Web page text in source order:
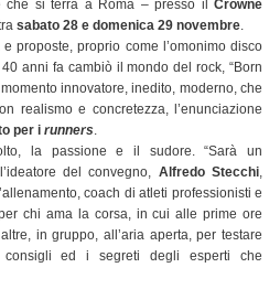
che si terrà a Roma – presso il Crowne
sabato 28 e domenica 29 novembre.
proposte, proprio come l’omonimo disco
anni fa cambiò il mondo del rock, “Born
innovatore, inedito, moderno, che
realismo e concretezza, l’enunciazione
per i runners.
la passione e il sudore. “Sarà un
del convegno, Alfredo Stecchi,
coach di atleti professionisti e
chi ama la corsa, in cui alle prime ore
in gruppo, all’aria aperta, per testare
consigli ed i segreti degli esperti che